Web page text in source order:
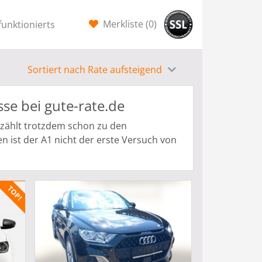
Merkliste (0)
Sortiert nach Rate aufsteigend
bei gute-rate.de
trotzdem schon zu den
ist der A1 nicht der erste Versuch von
brachte der Hersteller den Audi
und nur wenige Jahre verkauft
Fahrzeugklassen und es
erschien, der sich eine Plattform
und mit den Erfahrungen des ersten
fahrdynamischen Ansprüche und
Ingolstädter, sich im engen